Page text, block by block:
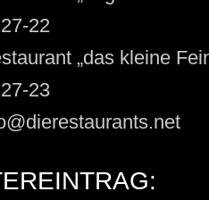
22
„das kleine
23